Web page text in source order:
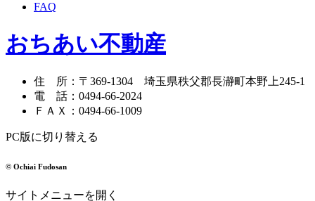
FAQ
おちあい不動産
住 所 ： 〒369-1304 埼玉県秩父郡長瀞町本野上245-1
電 話 ： 0494-66-2024
ＦＡＸ
： 0494-66-1009
PC版に切り替える
© Ochiai Fudosan
サイトメニューを開く